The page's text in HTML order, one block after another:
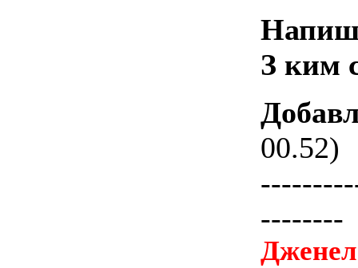
З ким
00.52)
--------